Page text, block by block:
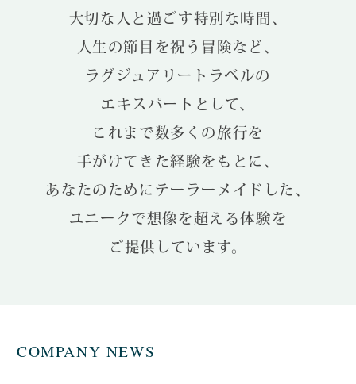
大切な人と過ごす特別な時間、
人生の節目を祝う冒険など、
ラグジュアリートラベルの
エキスパートとして、
これまで数多くの旅行を
手がけてきた経験をもとに、
あなたのためにテーラーメイドした、
ユニークで想像を超える体験を
ご提供しています。
COMPANY NEWS